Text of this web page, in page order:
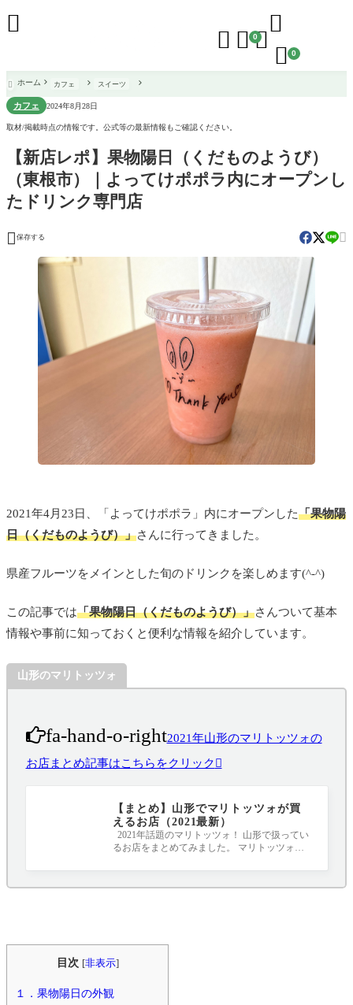
  0

 0

 ホーム カフェ スイーツ
カフェ 2024年8月28日
取材/掲載時点の情報です。公式等の最新情報もご確認ください。
【新店レポ】果物陽日（くだものようび）
（東根市）｜よってけポポラ内にオープンし
たドリンク専門店
 保存する 
2021年4月23日、「よってけポポラ」内にオープンした「果物陽
日（くだものようび）」さんに行ってきました。
県産フルーツをメインとした旬のドリンクを楽しめます(^-^)
この記事では「果物陽日（くだものようび）」さんついて基本
情報や事前に知っておくと便利な情報を紹介しています。
山形のマリトッツォ
fa-hand-o-right2021年山形のマリトッツォの
お店まとめ記事はこちらをクリック
【まとめ】山形でマリトッツォが買
えるお店（2021最新）
2021年話題のマリトッツォ！ 山形で扱ってい
るお店をまとめてみました。 マリトッツォと
目次 [非表示]
１．果物陽日の外観